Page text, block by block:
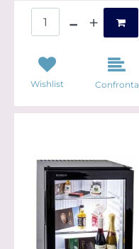
Wishlist Confronta